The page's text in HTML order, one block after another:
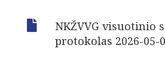

NKŽVVG visuotinio
protokolas 2026-05-